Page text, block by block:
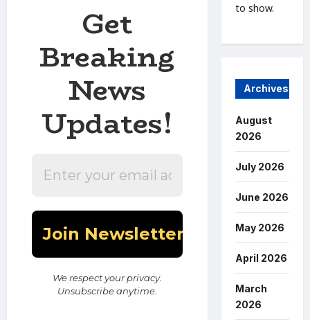
Get
Breaking
News
Updates!
We respect your privacy.
Unsubscribe anytime.
to show.
Archives
August
2026
July 2026
June 2026
May 2026
April 2026
March
2026